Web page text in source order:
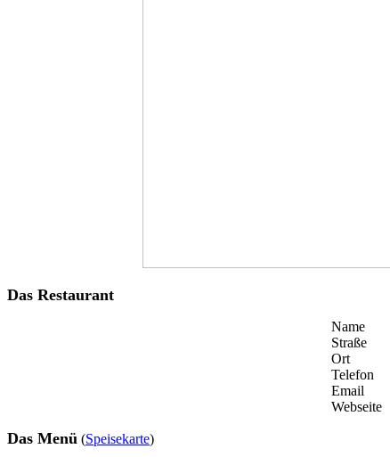
Das Restaurant
Name
Straße
Ort
Telefon
Email
Webseite
Das Menü (Speisekarte)